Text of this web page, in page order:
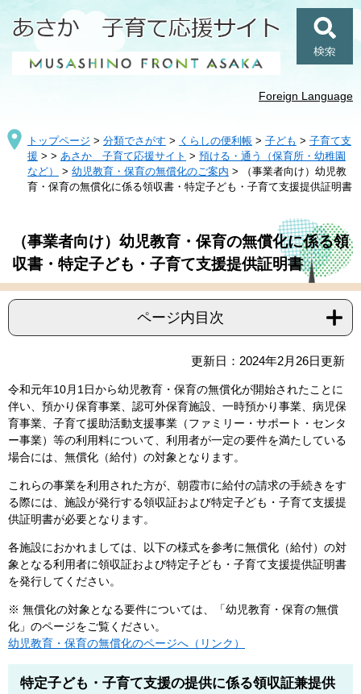
。
て
Foreign Language
トップページ > 分類でさがす > くらしの便利帳 > 子ども > 子育て支
援 > > あさか 子育て応援サイト > 預ける・通う（保育所・幼稚園
など）
> 幼児教育・保育の無償化のご案内 >
（事業者向け）幼児教
育・保育の無償化に係る領収書・特定子ども・子育て支援提供証明書
（事業者向け）幼児教育・保育の無償化に係る領
収書・特定子ども・子育て支援提供証明書
ページ内目次
更新日：2024年2月26日更新
令和元年10月1日から幼児教育・保育の無償化が開始されたことに
伴い、預かり保育事業、認可外保育施設、一時預かり事業、病児保
育事業、子育て援助活動支援事業（ファミリー・サポート・センタ
ー事業）等の利用料について、利用者が一定の要件を満たしている
場合には、無償化（給付）の対象となります。
これらの事業を利用された方が、朝霞市に給付の請求の手続きをす
る際には、施設が発行する領収証および特定子ども・子育て支援提
供証明書が必要となります。
各施設におかれましては、以下の様式を参考に無償化（給付）の対
象となる利用者に領収証および特定子ども・子育て支援提供証明書
を発行してください。
※ 無償化の対象となる要件については、「幼児教育・保育の無償
化」のページをご覧ください。
幼児教育・保育の無償化のページへ（リンク）
特定子ども・子育て支援の提供に係る領収証兼提供